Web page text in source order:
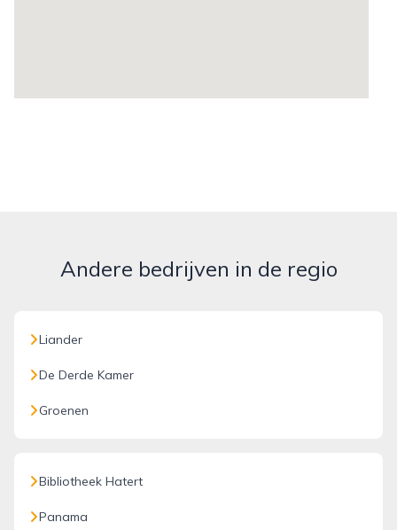
Andere bedrijven in de regio
Liander
De Derde Kamer
Groenen
Bibliotheek Hatert
Panama